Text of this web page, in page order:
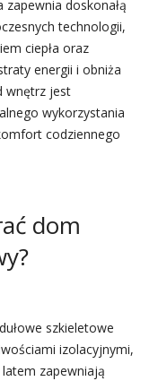
doskonałą
technologii,
ciepła oraz
energii i obniża
wnętrz jest
wykorzystania
codziennego
dom
szkieletowe
izolacyjnymi,
zapewniają